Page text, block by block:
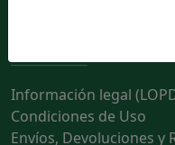
Información legal
Condiciones de Uso
Envíos, Devoluciones y